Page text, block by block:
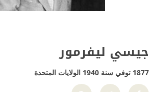
جيسي ليفرمور
1877 توفي سنة 1940 الولايات المتحدة